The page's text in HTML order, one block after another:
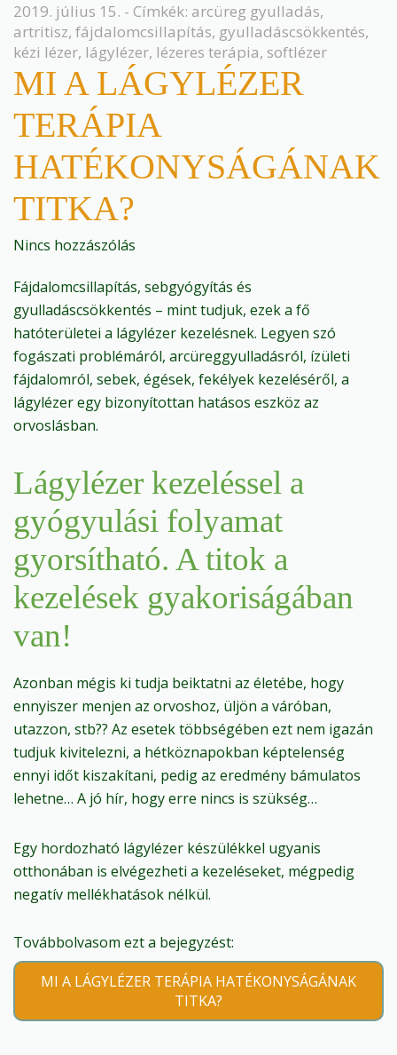
2019. július 15. - Címkék: arcüreg gyulladás,
artritisz, fájdalomcsillapítás, gyulladáscsökkentés,
kézi lézer, lágylézer, lézeres terápia, softlézer
MI A LÁGYLÉZER
TERÁPIA
HATÉKONYSÁGÁNAK
TITKA?
Nincs hozzászólás
Fájdalomcsillapítás, sebgyógyítás és
gyulladáscsökkentés – mint tudjuk, ezek a fő
hatóterületei a lágylézer kezelésnek. Legyen szó
fogászati problémáról, arcüreggyulladásról, ízületi
fájdalomról, sebek, égések, fekélyek kezeléséről, a
lágylézer egy bizonyítottan hatásos eszköz az
orvoslásban.
Lágylézer kezeléssel a
gyógyulási folyamat
gyorsítható. A titok a
kezelések gyakoriságában
van!
Azonban mégis ki tudja beiktatni az életébe, hogy
ennyiszer menjen az orvoshoz, üljön a váróban,
utazzon, stb?? Az esetek többségében ezt nem igazán
tudjuk kivitelezni, a hétköznapokban képtelenség
ennyi időt kiszakítani, pedig az eredmény bámulatos
lehetne… A jó hír, hogy erre nincs is szükség…
Egy hordozható lágylézer készülékkel ugyanis
otthonában is elvégezheti a kezeléseket, mégpedig
negatív mellékhatások nélkül.
Továbbolvasom ezt a bejegyzést:
MI A LÁGYLÉZER TERÁPIA HATÉKONYSÁGÁNAK
TITKA?